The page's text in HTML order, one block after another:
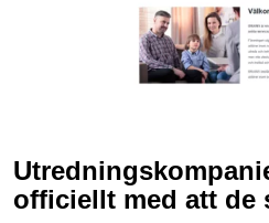
officiellt med att de